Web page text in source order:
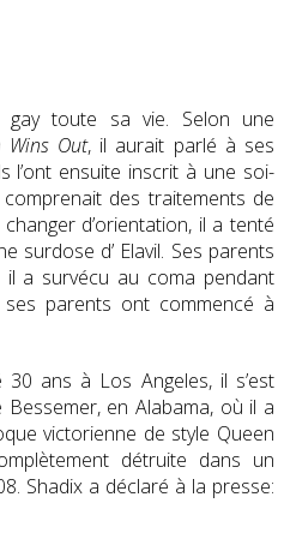
gay toute sa vie. Selon une
Wins Out, il aurait parlé à ses
l’ont ensuite inscrit à une soi-
comprenait des traitements de
d’orientation, il a tenté
surdose d’ Elavil. Ses parents
il a survécu au coma pendant
ses parents ont commencé à
ans à Los Angeles, il s’est
en Alabama, où il a
victorienne de style Queen
détruite dans un
Shadix a déclaré à la presse: